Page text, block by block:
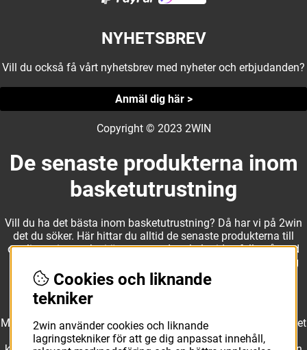
NYHETSBREV
Vill du också få vårt nyhetsbrev med nyheter och erbjudanden?
Anmäl dig här >
Copyright © 2023 2WIN
De senaste produkterna inom
basketutrustning
Vill du ha det bästa inom basketutrustning? Då har vi på 2win
det du söker. Här hittar du alltid de senaste produkterna till
otroliga priser, och vi är noga med att hela tiden fylla på med
nyheter i webbshopen. Det gör oss till ett naturligt val för dig
som vill ha utrustning som överträffar alla andra märken.
Med ett av Sveriges största kläd- och skosortiment inom basket
kan vi erbjuda allt som du eller din klubb behöver. Välj ut
Cookies och liknande
tekniker
2win använder cookies och liknande
lagringstekniker för att ge dig anpassat innehåll,